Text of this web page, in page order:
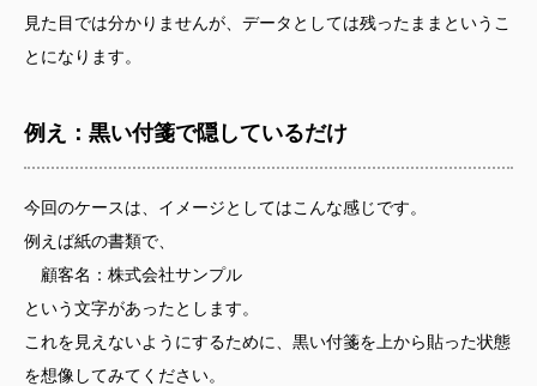
見た目では分かりませんが、データとしては残ったままというこ
とになります。
例え：黒い付箋で隠しているだけ
今回のケースは、イメージとしてはこんな感じです。
例えば紙の書類で、
顧客名：株式会社サンプル
という文字があったとします。
これを見えないようにするために、黒い付箋を上から貼った状態
を想像してみてください。